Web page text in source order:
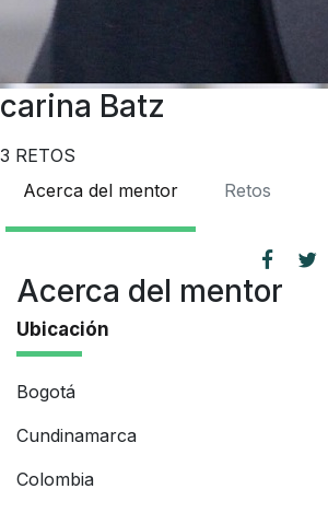
carina Batz
3 RETOS
Acerca del mentor
Retos
Acerca del mentor
Ubicación
Bogotá
Cundinamarca
Colombia